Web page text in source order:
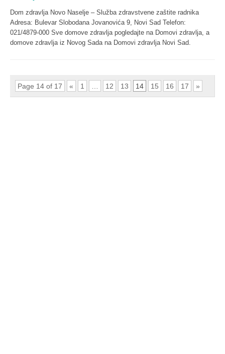
Dom zdravlja Novo Naselje – Služba zdravstvene zaštite radnika
Adresa: Bulevar Slobodana Jovanovića 9, Novi Sad Telefon:
021/4879-000 Sve domove zdravlja pogledajte na Domovi zdravlja, a
domove zdravlja iz Novog Sada na Domovi zdravlja Novi Sad.
Page 14 of 17 « 1 12 13 14 15 16 17 »